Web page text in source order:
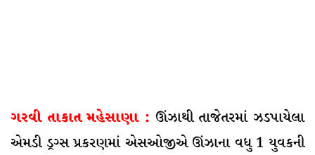
ગરવી તાકાત મહેસાણા : ઊંઝાથી તાજેતરમાં ઝડપાયેલા
એમડી ડ્રગ્સ પ્રકરણમાં એસઓજીએ ઊંઝાના વધુ 1 યુવકની